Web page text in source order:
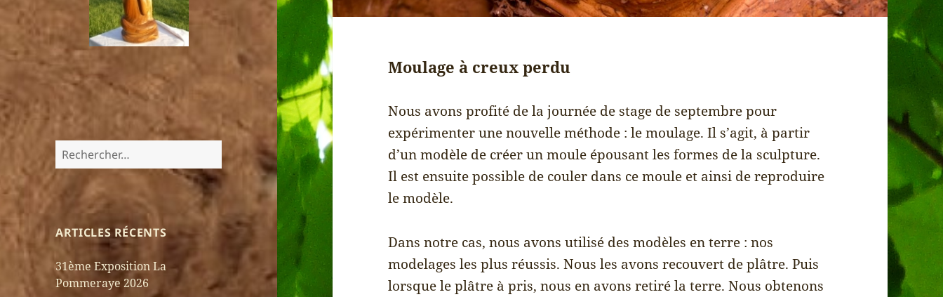
Rechercher :
ARTICLES RÉCENTS
31ème Exposition La
Pommeraye 2026
Moulage à creux perdu
Nous avons profité de la journée de stage de septembre pour
expérimenter une nouvelle méthode : le moulage. Il s’agit, à partir
d’un modèle de créer un moule épousant les formes de la sculpture.
Il est ensuite possible de couler dans ce moule et ainsi de reproduire
le modèle.
Dans notre cas, nous avons utilisé des modèles en terre : nos
modelages les plus réussis. Nous les avons recouvert de plâtre. Puis
lorsque le plâtre à pris, nous en avons retiré la terre. Nous obtenons